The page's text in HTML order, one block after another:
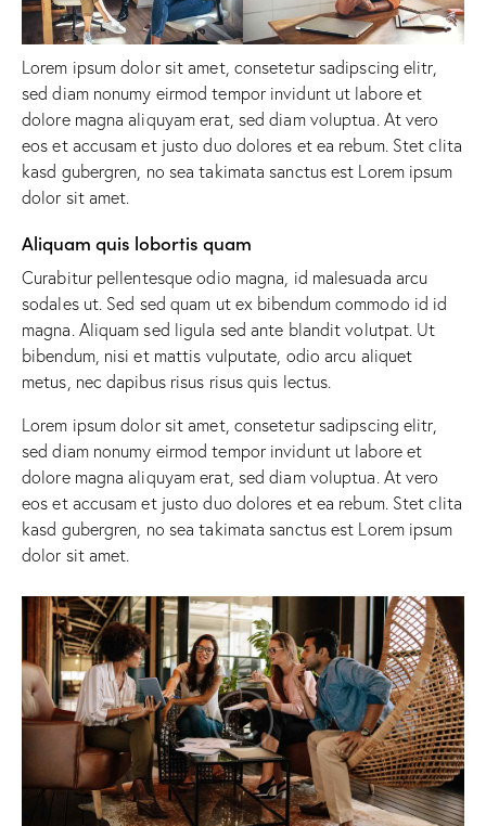
Lorem ipsum dolor sit amet, consetetur sadipscing elitr,
sed diam nonumy eirmod tempor invidunt ut labore et
dolore magna aliquyam erat, sed diam voluptua. At vero
eos et accusam et justo duo dolores et ea rebum. Stet clita
kasd gubergren, no sea takimata sanctus est Lorem ipsum
dolor sit amet.
Aliquam quis lobortis quam
Curabitur pellentesque odio magna, id malesuada arcu
sodales ut. Sed sed quam ut ex bibendum commodo id id
magna. Aliquam sed ligula sed ante blandit volutpat. Ut
bibendum, nisi et mattis vulputate, odio arcu aliquet
metus, nec dapibus risus risus quis lectus.
Lorem ipsum dolor sit amet, consetetur sadipscing elitr,
sed diam nonumy eirmod tempor invidunt ut labore et
dolore magna aliquyam erat, sed diam voluptua. At vero
eos et accusam et justo duo dolores et ea rebum. Stet clita
kasd gubergren, no sea takimata sanctus est Lorem ipsum
dolor sit amet.